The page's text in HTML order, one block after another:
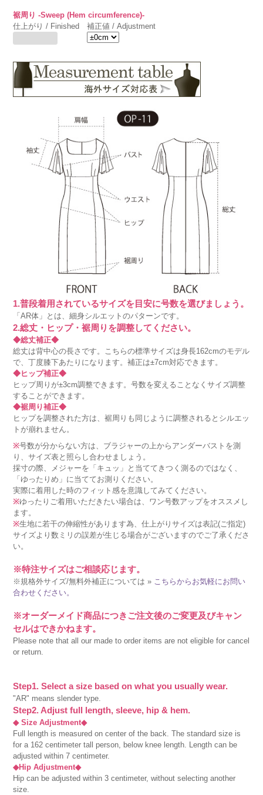
裾周り -Sweep (Hem circumference)-
仕上がり / Finished
補正値 / Adjustment
1.普段着用されているサイズを目安に号数を選びましょう。
「AR体」とは、細身シルエットのパターンです。
2.総丈・ヒップ・裾周りを調整してください。
◆総丈補正◆
総丈は背中心の長さです。こちらの標準サイズは身長162cmのモデル
で、丁度膝下あたりになります。補正は±7cm対応できます。
◆ヒップ補正◆
ヒップ周りが±3cm調整できます。号数を変えることなくサイズ調整
することができます。
◆裾周り補正◆
ヒップを調整された方は、裾周りも同じように調整されるとシルエッ
トが崩れません。
※号数が分からない方は、ブラジャーの上からアンダーバストを測
り、サイズ表と照らし合わせましょう。
採寸の際、メジャーを「キュッ」と当ててきつく測るのではなく、
「ゆったりめ」に当ててお測りください。
実際に着用した時のフィット感を意識してみてください。
※ゆったりご着用いただきたい場合は、ワン号数アップをオススメし
ます。
※生地に若干の伸縮性があります為、仕上がりサイズは表記(ご指定)
サイズより数ミリの誤差が生じる場合がございますのでご了承くださ
い。
※特注サイズはご相談応じます。
※規格外サイズ/無料外補正については » こちらからお気軽にお問い
合わせください。
※オーダーメイド商品につきご注文後のご変更及びキャン
セルはできかねます。
Please note that all our made to order items are not eligible for cancel
or return.
Step1. Select a size based on what you usually wear.
"AR" means slender type.
Step2. Adjust full length, sleeve, hip & hem.
◆ Size Adjustment◆
Full length is measured on center of the back. The standard size is
for a 162 centimeter tall person, below knee length. Length can be
adjusted within 7 centimeter.
◆Hip Adjustment◆
Hip can be adjusted within 3 centimeter, without selecting another
size.